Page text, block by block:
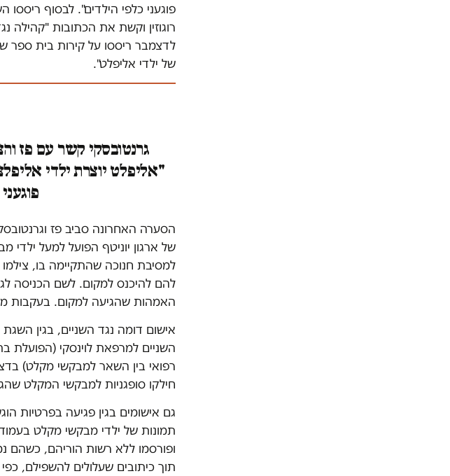
פוגעני כלפי הילדים". לבסוף ריססו
לדצמבר ריססו על קירות בית ספר
של ילדי אליפלט".
גרנטובסקי קשר עם פז
"אליפלט יוצרת ילדי
הסערה האחרונה סביב פז
של ארגון יוניטף הפועל למעל
למסיבת חנוכה שהתקיימה בו,
להם להיכנס למקום. לשם הכניסה
האמהות שהגיעה למקום. בעקבות
אישום דומה נגד השניים, בגין
השניים למרפאת לוינסקי (הפועלת
רפואי בין השאר למבקשי מקלט)
חילקו סופגניות למבקשי המקלט
גם אישומים בגין פגיעה בפרטיות
תמונות של ילדי מבקשי מקלט
ופורסמו ללא רשות הוריהם, כשהם
תוך כיתובים שעלולים להשפילם,